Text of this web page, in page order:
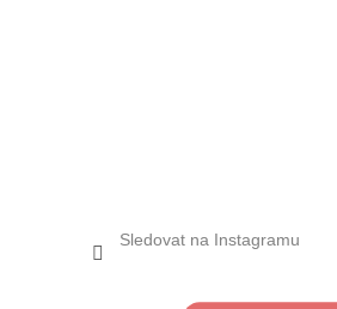
Sledovat na Instagramu